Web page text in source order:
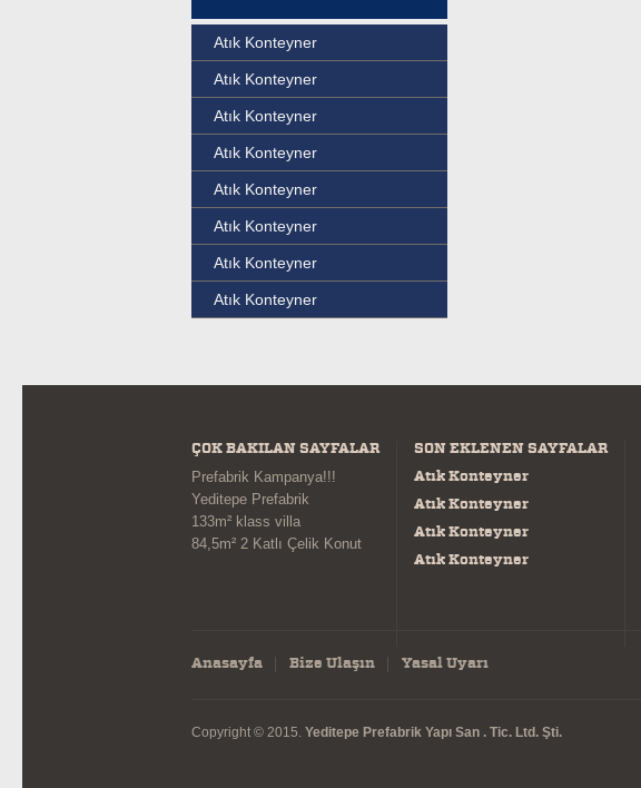
Atık Konteyner
Atık Konteyner
Atık Konteyner
Atık Konteyner
Atık Konteyner
Atık Konteyner
Atık Konteyner
Atık Konteyner
ÇOK BAKILAN SAYFALAR
Prefabrik Kampanya!!!
Yeditepe Prefabrik
133m² klass villa
84,5m² 2 Katlı Çelik Konut
SON EKLENEN SAYFALAR
Atık Konteyner
Atık Konteyner
Atık Konteyner
Atık Konteyner
Anasayfa Bize Ulaşın Yasal Uyarı
Copyright © 2015. Yeditepe Prefabrik Yapı San . Tic. Ltd. Şti.